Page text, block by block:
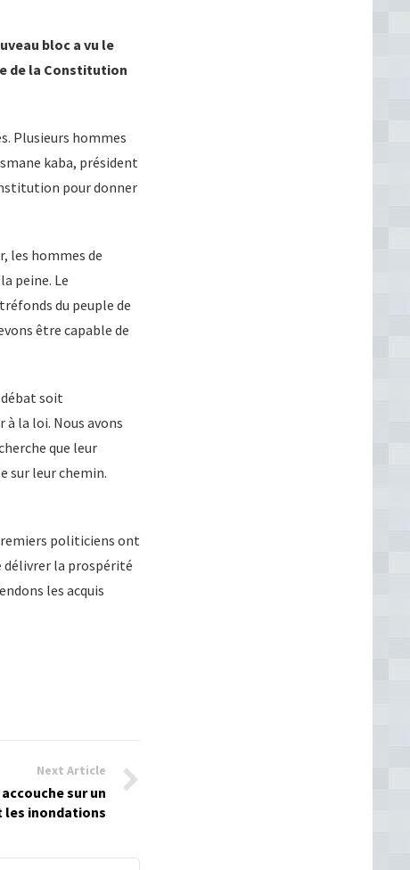
bloc a vu le
de la Constitution
Plusieurs hommes
kaba, président
pour donner
les hommes de
peine. Le
du peuple de
être capable de
débat soit
la loi. Nous avons
que leur
sur leur chemin.
politiciens ont
délivrer la prospérité
les acquis
Next Article
sur un
les inondations